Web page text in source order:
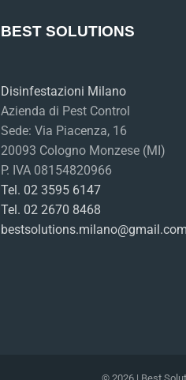
BEST SOLUTIONS
Disinfestazioni Milano
Azienda di Pest Control
Sede: Via Piacenza, 16
20093 Cologno Monzese (MI)
P. IVA 08154820966
Tel. 02 3595 6147
Tel. 02 2670 8468
bestsolutions.milano@gmail.com